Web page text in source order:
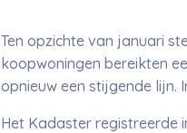
Ten opzichte van januari
koopwoningen bereikten
opnieuw een stijgende lijn.
Het Kadaster registreerde